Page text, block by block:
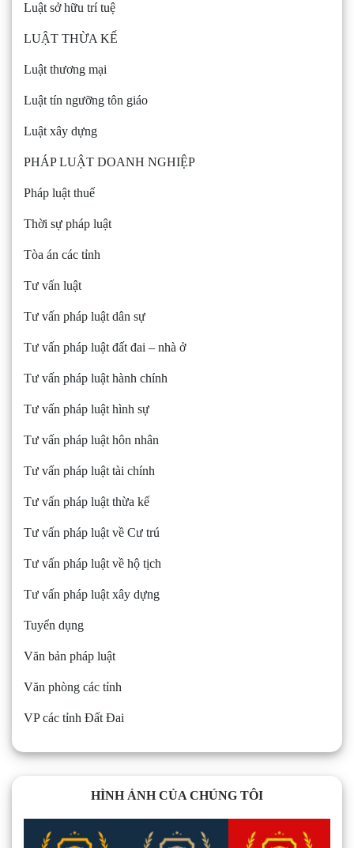
Luật sở hữu trí tuệ
LUẬT THỪA KẾ
Luật thương mại
Luật tín ngưỡng tôn giáo
Luật xây dựng
PHÁP LUẬT DOANH NGHIỆP
Pháp luật thuế
Thời sự pháp luật
Tòa án các tỉnh
Tư vấn luật
Tư vấn pháp luật dân sự
Tư vấn pháp luật đất đai – nhà ở
Tư vấn pháp luật hành chính
Tư vấn pháp luật hình sự
Tư vấn pháp luật hôn nhân
Tư vấn pháp luật tài chính
Tư vấn pháp luật thừa kế
Tư vấn pháp luật về Cư trú
Tư vấn pháp luật về hộ tịch
Tư vấn pháp luật xây dựng
Tuyển dụng
Văn bản pháp luật
Văn phòng các tỉnh
VP các tỉnh Đất Đai
HÌNH ẢNH CỦA CHÚNG TÔI